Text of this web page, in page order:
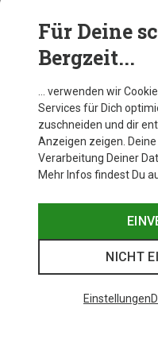
online.
Für Deine
Bergzeit...
… verwenden wir
Services für Dich
zuschneiden und dir
Anzeigen zeigen.
Verarbeitung Deiner
Mehr Infos findest Du
NICHT
Einstellungen